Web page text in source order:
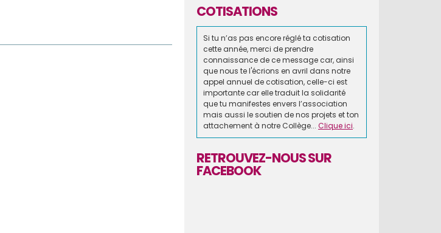
COTISATIONS
Si tu n’as pas encore réglé ta cotisation
cette année, merci de prendre
connaissance de ce message car, ainsi
que nous te l'écrions en avril dans notre
appel annuel de cotisation, celle-ci est
importante car elle traduit la solidarité
que tu manifestes envers l’association
mais aussi le soutien de nos projets et ton
attachement à notre Collège... Clique ici.
RETROUVEZ-NOUS SUR
FACEBOOK